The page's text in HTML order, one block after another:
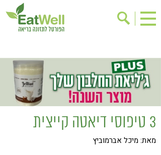
בישול בריא
אינדקס עסקים
ריפוי ומניעת מחלות
בריאות האישה
תוספי תזונה
מתכוני בריאות
אירועים
שינוי תזונתי
גישות בתזונה
3 טיפוסי דיאטה קייצית
מאת: מיכל אברמוביץ